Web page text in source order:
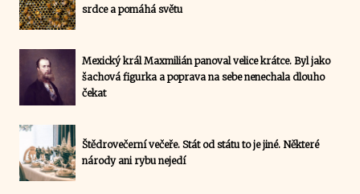
srdce a pomáhá světu
Mexický král Maxmilián panoval velice krátce. Byl jako
šachová figurka a poprava na sebe nenechala dlouho
čekat
Štědrovečerní večeře. Stát od státu to je jiné. Některé
národy ani rybu nejedí